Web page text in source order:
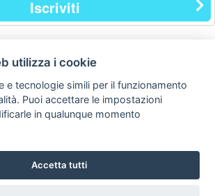
Iscriviti
Privacy
Preferenze cookie
Hello Vacanze S.r.L.
utilizza i cookie
e tecnologie simili per il funzionamento
Puoi accettare le impostazioni
in qualunque momento
Accetta tutti